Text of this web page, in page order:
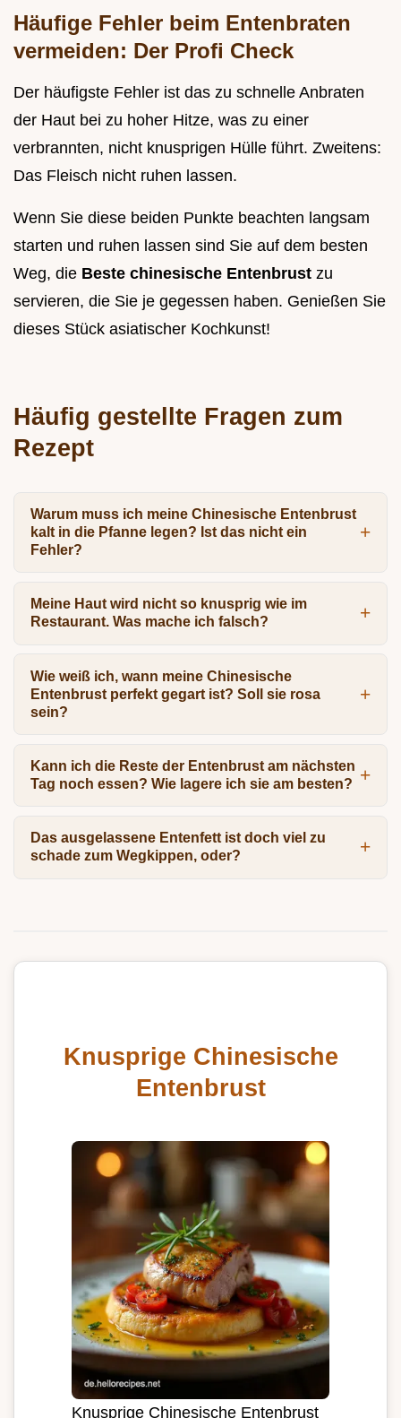
Häufige Fehler beim Entenbraten
vermeiden: Der Profi Check
Der häufigste Fehler ist das zu schnelle Anbraten
der Haut bei zu hoher Hitze, was zu einer
verbrannten, nicht knusprigen Hülle führt. Zweitens:
Das Fleisch nicht ruhen lassen.
Wenn Sie diese beiden Punkte beachten langsam
starten und ruhen lassen sind Sie auf dem besten
Weg, die Beste chinesische Entenbrust zu
servieren, die Sie je gegessen haben. Genießen Sie
dieses Stück asiatischer Kochkunst!
Häufig gestellte Fragen zum
Rezept
Warum muss ich meine Chinesische Entenbrust
kalt in die Pfanne legen? Ist das nicht ein
Fehler?
Meine Haut wird nicht so knusprig wie im
Restaurant. Was mache ich falsch?
Wie weiß ich, wann meine Chinesische
Entenbrust perfekt gegart ist? Soll sie rosa
sein?
Kann ich die Reste der Entenbrust am nächsten
Tag noch essen? Wie lagere ich sie am besten?
Das ausgelassene Entenfett ist doch viel zu
schade zum Wegkippen, oder?
Knusprige Chinesische
Entenbrust
Knusprige Chinesische Entenbrust